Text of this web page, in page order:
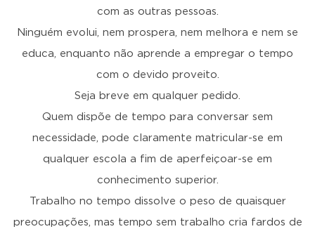
com as outras pessoas.
Ninguém evolui, nem prospera, nem melhora e nem se
educa, enquanto não aprende a empregar o tempo
com o devido proveito.
Seja breve em qualquer pedido.
Quem dispõe de tempo para conversar sem
necessidade, pode claramente matricular-se em
qualquer escola a fim de aperfeiçoar-se em
conhecimento superior.
Trabalho no tempo dissolve o peso de quaisquer
preocupações, mas tempo sem trabalho cria fardos de